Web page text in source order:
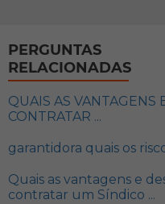
PERGUNTAS
RELACIONADAS
QUAIS AS VANTAGENS
CONTRATAR ...
garantidora quais os
Quais as vantagens e
contratar um Síndico ...